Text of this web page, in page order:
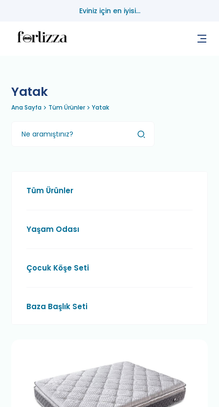
Eviniz için en iyisi...
Yatak
Ana Sayfa Tüm Ürünler Yatak
Tüm Ürünler
Yaşam Odası
Çocuk Köşe Seti
Baza Başlık Seti